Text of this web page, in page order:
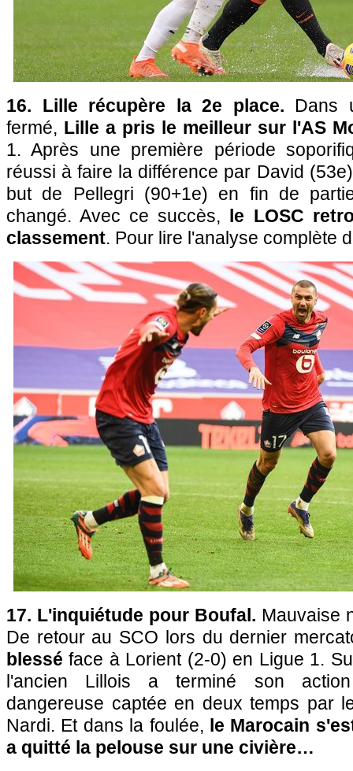
16. Lille récupère la 2e place. Dans
fermé, Lille a pris le meilleur sur l'AS
1. Après une première période
réussi à faire la différence par David
but de Pellegri (90+1e) en fin de
changé. Avec ce succès, le LOSC
classement. Pour lire l'analyse complète
17. L'inquiétude pour Boufal. Mauvaise
De retour au SCO lors du dernier
blessé face à Lorient (2-0) en Ligue 1.
l'ancien Lillois a terminé son
dangereuse captée en deux temps par
Nardi. Et dans la foulée, le Marocain
a quitté la pelouse sur une civière…